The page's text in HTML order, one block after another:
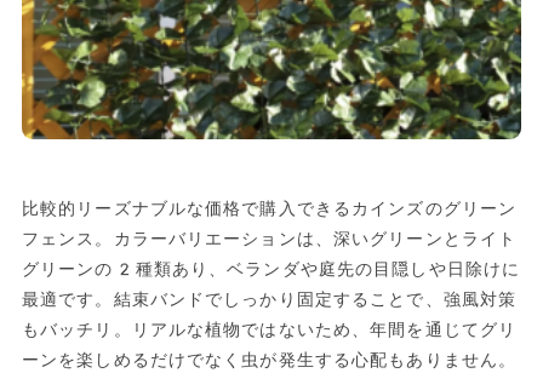
比較的リーズナブルな価格で購入できるカインズのグリーン
フェンス。カラーバリエーションは、深いグリーンとライト
グリーンの2種類あり、ベランダや庭先の目隠しや日除けに
最適です。結束バンドでしっかり固定することで、強風対策
もバッチリ。リアルな植物ではないため、年間を通じてグリ
ーンを楽しめるだけでなく虫が発生する心配もありません。